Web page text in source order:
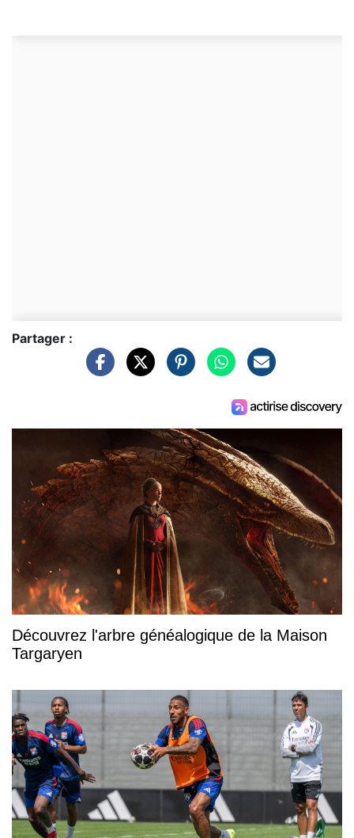
Partager :
Découvrez l'arbre généalogique de la Maison
Targaryen